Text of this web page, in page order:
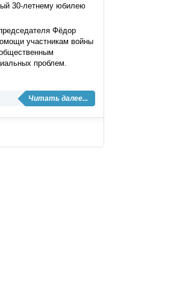
30-летнему юбилею
Фёдор
участникам войны
проблем.
Читать далее...